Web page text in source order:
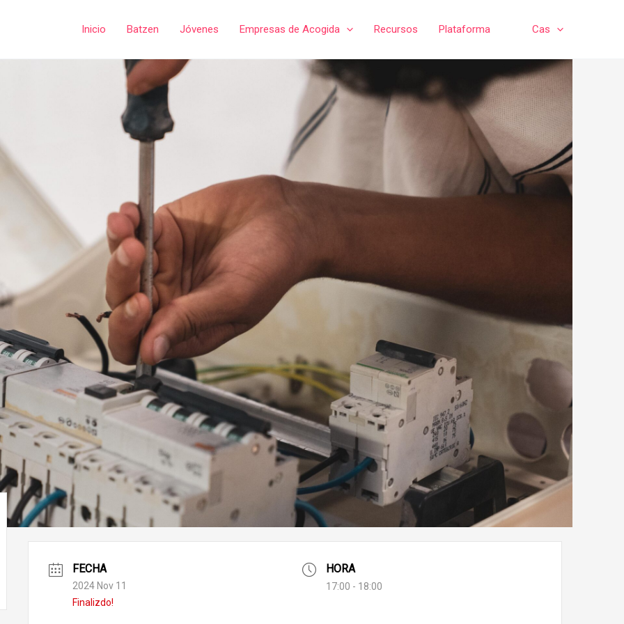
Inicio Batzen Jóvenes Empresas de Acogida Recursos Plataforma Cas
FECHA
2024 Nov 11
Finalizdo!
HORA
17:00 - 18:00